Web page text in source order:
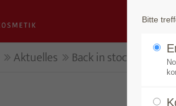
Aktuelles Back in stock! -
Bitte